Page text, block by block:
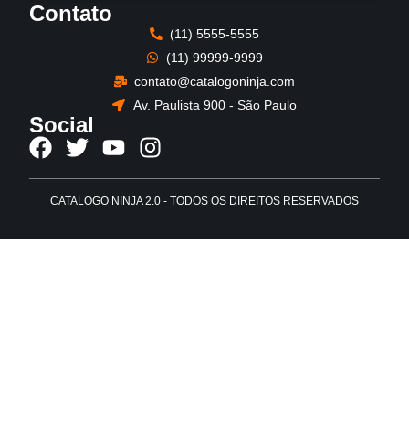
Contato
(11) 5555-5555
(11) 99999-9999
contato@catalogoninja.com
Av. Paulista 900 - São Paulo
Social
CATALOGO NINJA 2.0 - TODOS OS DIREITOS RESERVADOS